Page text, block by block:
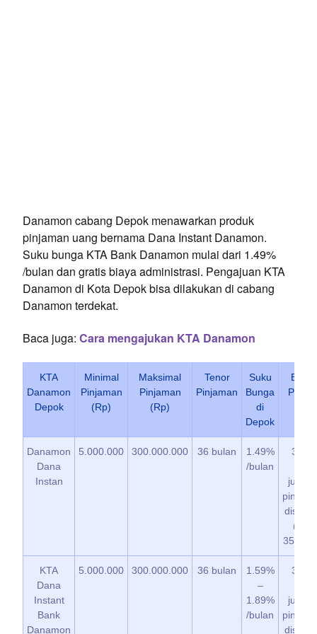
Danamon cabang Depok menawarkan produk
pinjaman uang bernama Dana Instant Danamon.
Suku bunga KTA Bank Danamon mulai dari 1.49%
/bulan dan gratis biaya administrasi. Pengajuan KTA
Danamon di Kota Depok bisa dilakukan di cabang
Danamon terdekat.
Baca juga: Cara mengajukan KTA Danamon
KTA
Danamon
Depok
Minimal
Pinjaman
(Rp)
Maksimal
Pinjaman
(Rp)
Tenor
Pinjaman
Suku
Bunga
di
Depok
Biaya
Provisi
Danamon
Dana
Instan
5.000.000 300.000.000 36 bulan
1.49%
/bulan
3.5%
jumlah
(min
KTA
Dana
Instant
Bank
Danamon
5.000.000 300.000.000 36 bulan
1.59%
–
1.89%
/bulan
3.5%
jumlah